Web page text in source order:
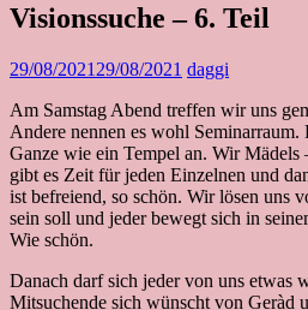
Visionssuche – 6. Teil
29/08/2021 29/08/2021 daggi
Am Samstag Abend treffen wir uns
Andere nennen es wohl
Ganze wie ein Tempel an. Wir Mädels
gibt es Zeit für jeden Einzelnen und
ist befreiend, so schön. Wir lösen uns
sein soll und jeder bewegt sich in
Wie schön.
Danach darf sich jeder von uns etwas
Mitsuchende sich wünscht von Geràd